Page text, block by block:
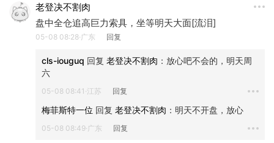
老登决不割肉
盘中全仓追高巨力索具，坐等明天大面[流泪]
05-08 08:28·广东 回复
cls-iouguq 回复 老登决不割肉 ： 放心吧不会的，明天周
六
05-08 08:41·江苏 回复
梅菲斯特一位 回复 老登决不割肉 ： 明天不开盘，放心
05-08 08:49·广东 回复